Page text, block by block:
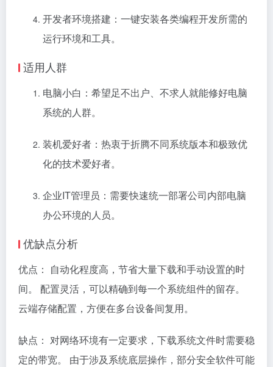
开发者环境搭建：一键安装各类编程开发所需的
运行环境和工具。
适用人群
电脑小白：希望足不出户、不求人就能修好电脑
系统的人群。
装机爱好者：热衷于折腾不同系统版本和极致优
化的技术爱好者。
企业IT管理员：需要快速统一部署公司内部电脑
办公环境的人员。
优缺点分析
优点： 自动化程度高，节省大量下载和手动设置的时
间。 配置灵活，可以精确到每一个系统组件的留存。
云端存储配置，方便在多台设备间复用。
缺点： 对网络环境有一定要求，下载系统文件时需要稳
定的带宽。 由于涉及系统底层操作，部分安全软件可能